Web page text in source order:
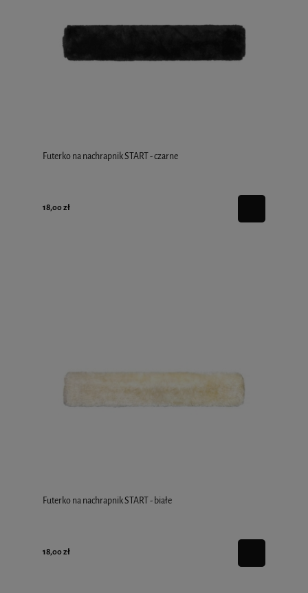
Futerko na nachrapnik START - czarne
18,00 zł
Futerko na nachrapnik START - białe
18,00 zł